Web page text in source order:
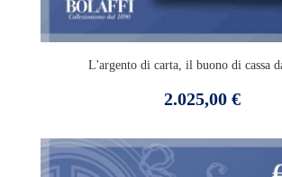
L'argento di carta, il buono di cassa
Prezzo
2.025,00 €